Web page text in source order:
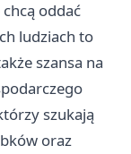
oddać
ludziach to
szansa na
szukają
oraz